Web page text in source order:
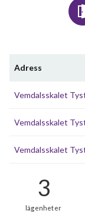
Adress
Vemdalsskalet
Vemdalsskalet
Vemdalsskalet